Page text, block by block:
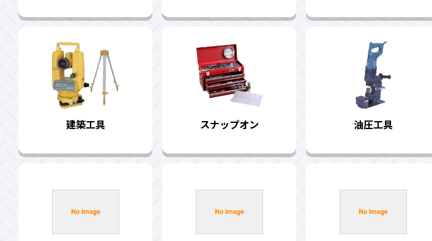
建築工具 スナップオン 油圧工具